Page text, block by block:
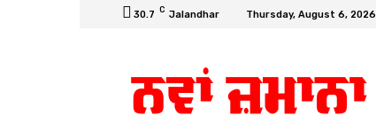
30.7 C Jalandhar Thursday, August 6, 2026